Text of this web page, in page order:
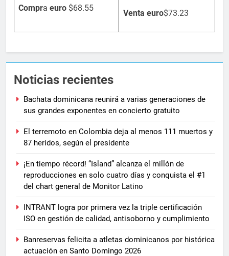
Compra euro $68.55
Venta euro$73.23
Noticias recientes
Bachata dominicana reunirá a varias generaciones de
sus grandes exponentes en concierto gratuito
El terremoto en Colombia deja al menos 111 muertos y
87 heridos, según el presidente
¡En tiempo récord! “Island” alcanza el millón de
reproducciones en solo cuatro días y conquista el #1
del chart general de Monitor Latino
INTRANT logra por primera vez la triple certificación
ISO en gestión de calidad, antisoborno y cumplimiento
Banreservas felicita a atletas dominicanos por histórica
actuación en Santo Domingo 2026